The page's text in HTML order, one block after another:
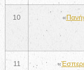
10 «
11 «